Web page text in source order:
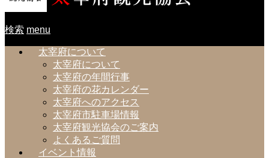
検索 menu
太宰府について
太宰府について
太宰府の年間行事
太宰府の花カレンダー
太宰府へのアクセス
太宰府市駐車場情報
太宰府観光協会のご案内
よくあるご質問
イベント情報